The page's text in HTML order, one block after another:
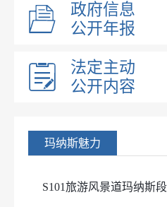
政府信息
公开年报
法定主动
公开内容
部门职能
内设机构
公共文化服务
玛纳斯魅力
S101旅游风景道玛纳斯